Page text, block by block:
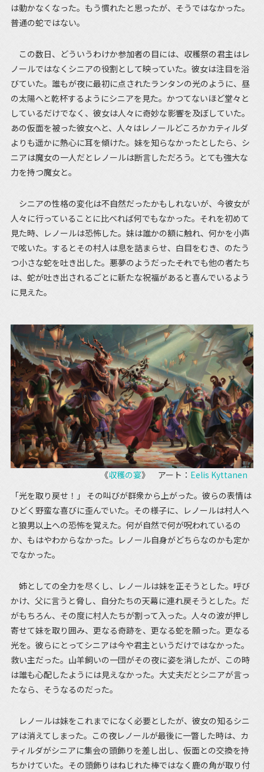
は動かなくなった。もう慣れたと思ったが、そうではなかった。
普通の蛇ではない。
この数日、どういうわけか参加者の目には、収穫祭の君主はレ
ノールではなくシニアの役割として映っていた。彼女は注目を浴
びていた。誰もが夜に最初に点されたランタンの光のように、昼
の太陽へと乾杯するようにシニアを見た。かつてないほど堂々と
しているだけでなく、彼女は人々に奇妙な影響を及ぼしていた。
あの仮面を被った彼女へと、人々はレノールどころかカティルダ
よりも遥かに熱心に耳を傾けた。妹を知らなかったとしたら、シ
ニアは魔女の一人だとレノールは断言しただろう。とても強大な
力を持つ魔女と。
シニアの性格の変化は不自然だったかもしれないが、今彼女が
人々に行っていることに比べれば何でもなかった。それを初めて
見た時、レノールは恐怖した。妹は誰かの額に触れ、何かを小声
で呟いた。するとその村人は息を詰まらせ、白目をむき、のたう
つ小さな蛇を吐き出した。悪夢のようだった――それでも他の者たち
は、蛇が吐き出されるごとに新たな祝福があると喜んでいるよう
に見えた。
《収穫の宴》 アート： Eelis Kyttanen
「光を取り戻せ！」 その叫びが群衆から上がった。彼らの表情は
ひどく野蛮な喜びに歪んでいた。その様子に、レノールは村人へ
と狼男以上への恐怖を覚えた。何が自然で何が呪われているの
か、もはやわからなかった。レノール自身がどちらなのかも定か
でなかった。
姉としての全力を尽くし、レノールは妹を正そうとした。呼び
かけ、父に言うと脅し、自分たちの天幕に連れ戻そうとした。だ
がもちろん、その度に村人たちが割って入った。人々の波が押し
寄せて妹を取り囲み、更なる奇跡を、更なる蛇を願った。更なる
光を。彼らにとってシニアは今や君主というだけではなかった。
救い主だった。山羊飼いの一団がその夜に姿を消したが、この時
は誰も心配したようには見えなかった。大丈夫だとシニアが言っ
たなら、そうなるのだった。
レノールは妹をこれまでになく必要としたが、彼女の知るシニ
アは消えてしまった。この夜レノールが最後に一瞥した時は、カ
ティルダがシニアに集会の頭飾りを差し出し、仮面との交換を持
ちかけていた。その頭飾りはねじれた棒ではなく鹿の角が取り付